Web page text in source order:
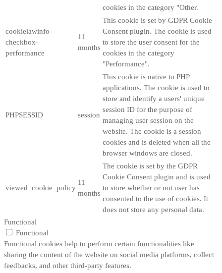
cookies in the category "Other.
cookielawinfo-
checkbox-
performance
11
months
This cookie is set by GDPR Cookie
Consent plugin. The cookie is used
to store the user consent for the
cookies in the category
"Performance".
PHPSESSID session
This cookie is native to PHP
applications. The cookie is used to
store and identify a users' unique
session ID for the purpose of
managing user session on the
website. The cookie is a session
cookies and is deleted when all the
browser windows are closed.
viewed_cookie_policy
11
months
The cookie is set by the GDPR
Cookie Consent plugin and is used
to store whether or not user has
consented to the use of cookies. It
does not store any personal data.
Functional
Functional
Functional cookies help to perform certain functionalities like
sharing the content of the website on social media platforms, collect
feedbacks, and other third-party features.